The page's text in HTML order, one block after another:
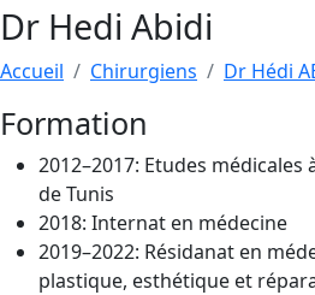
Dr Hedi Abidi
Accueil Chirurgiens Dr Hédi
Formation
2012–2017: Etudes médicales
de Tunis
2018: Internat en médecine
2019–2022: Résidanat en
plastique, esthétique et